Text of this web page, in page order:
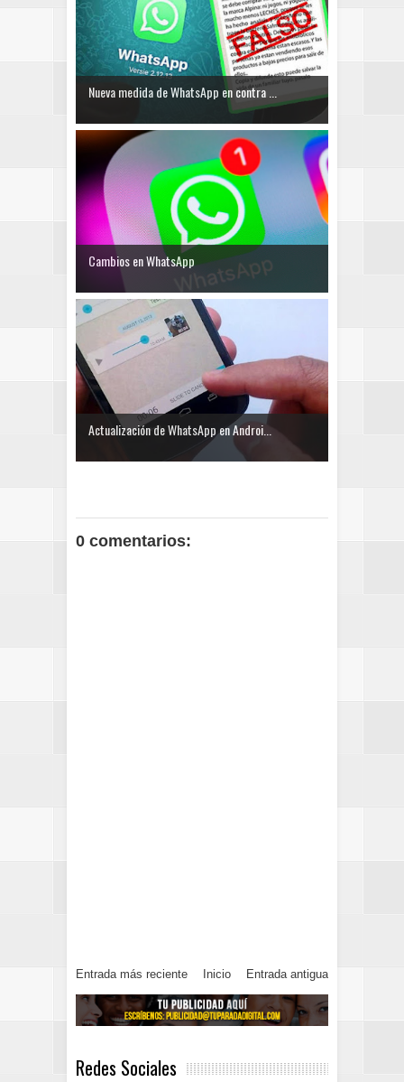
Nueva medida de WhatsApp en contra ...
Cambios en WhatsApp
Actualización de WhatsApp en Androi...
0 comentarios:
Entrada más reciente Entrada antigua
Inicio
Redes Sociales